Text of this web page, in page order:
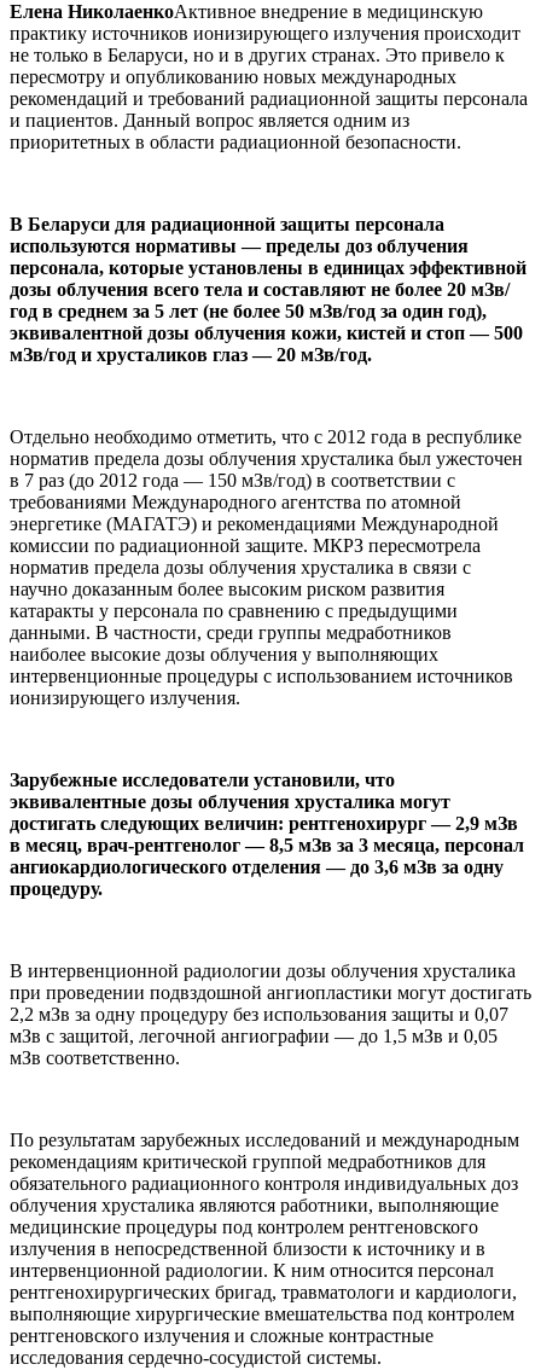
Елена НиколаенкоАктивное внедрение в медицинскую
практику источников ионизирующего излучения происходит
не только в Беларуси, но и в других странах. Это привело к
пересмотру и опубликованию новых международных
рекомендаций и требований радиационной защиты персонала
и пациентов. Данный вопрос является одним из
приоритетных в области радиационной безопасности.
В Беларуси для радиационной защиты персонала
используются нормативы — пределы доз облучения
персонала, которые установлены в единицах эффективной
дозы облучения всего тела и составляют не более 20 мЗв/
год в среднем за 5 лет (не более 50 мЗв/год за один год),
эквивалентной дозы облучения кожи, кистей и стоп — 500
мЗв/год и хрусталиков глаз — 20 мЗв/год.
Отдельно необходимо отметить, что с 2012 года в республике
норматив предела дозы облучения хрусталика был ужесточен
в 7 раз (до 2012 года — 150 мЗв/год) в соответствии с
требованиями Международного агентства по атомной
энергетике (МАГАТЭ) и рекомендациями Международной
комиссии по радиационной защите. МКРЗ пересмотрела
норматив предела дозы облучения хрусталика в связи с
научно доказанным более высоким риском развития
катаракты у персонала по сравнению с предыдущими
данными. В частности, среди группы медработников
наиболее высокие дозы облучения у выполняющих
интервенционные процедуры с использованием источников
ионизирующего излучения.
Зарубежные исследователи установили, что
эквивалентные дозы облучения хрусталика могут
достигать следующих величин: рентгенохирург — 2,9 мЗв
в месяц, врач-рентгенолог — 8,5 мЗв за 3 месяца, персонал
ангиокардиологического отделения — до 3,6 мЗв за одну
процедуру.
В интервенционной радиологии дозы облучения хрусталика
при проведении подвздошной ангиопластики могут достигать
2,2 мЗв за одну процедуру без использования защиты и 0,07
мЗв с защитой, легочной ангиографии — до 1,5 мЗв и 0,05
мЗв соответственно.
По результатам зарубежных исследований и международным
рекомендациям критической группой медработников для
обязательного радиационного контроля индивидуальных доз
облучения хрусталика являются работники, выполняющие
медицинские процедуры под контролем рентгеновского
излучения в непосредственной близости к источнику и в
интервенционной радиологии. К ним относится персонал
рентгенохирургических бригад, травматологи и кардиологи,
выполняющие хирургические вмешательства под контролем
рентгеновского излучения и сложные контрастные
исследования сердечно-сосудистой системы.